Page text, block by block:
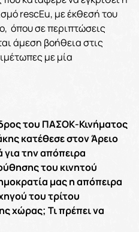
rescEu, με έκθεσή του
όπου σε περιπτώσεις
άμεση βοήθεια στις
με μία
του ΠΑΣΟΚ-Κινήματος
κατέθεσε στον Άρειο
την απόπειρα
του κινητού
μας η απόπειρα
του τρίτου
χώρας; Τι πρέπει να